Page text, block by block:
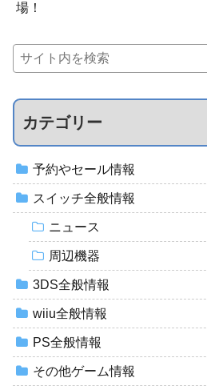
場！
カテゴリー
予約やセール情報
スイッチ全般情報
ニュース
周辺機器
3DS全般情報
wiiu全般情報
PS全般情報
その他ゲーム情報